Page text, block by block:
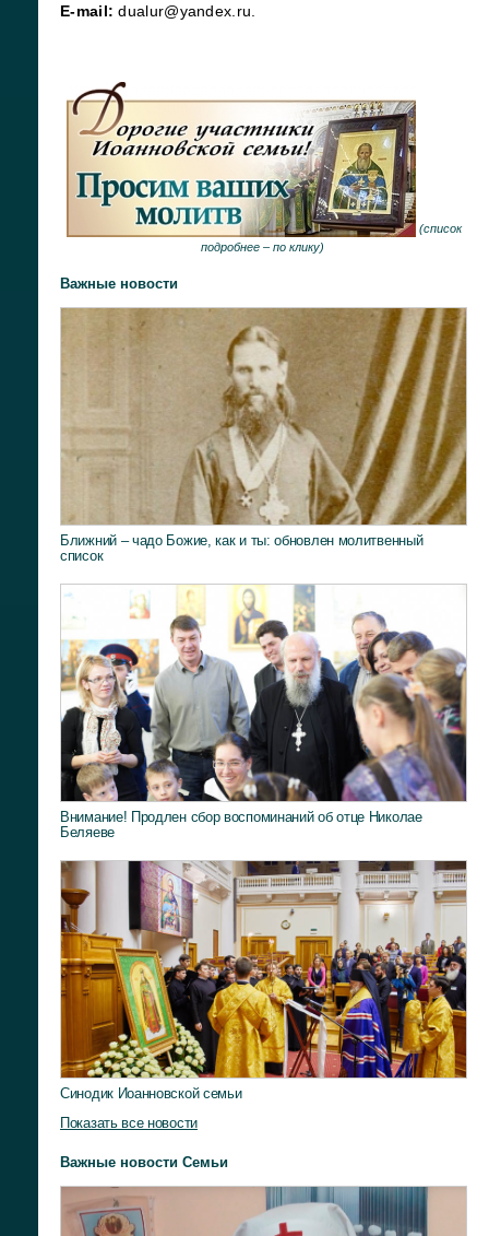
E-mail: dualur@yandex.ru.
(список
подробнее – по клику)
Важные новости
Ближний – чадо Божие, как и ты: обновлен молитвенный
список
Внимание! Продлен сбор воспоминаний об отце Николае
Беляеве
Синодик Иоанновской семьи
Показать все новости
Важные новости Семьи